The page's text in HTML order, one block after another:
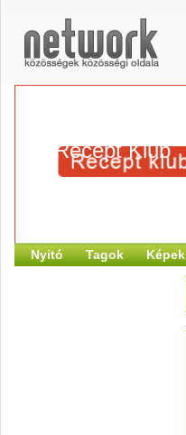
Recept Klub
Nyitó Tagok Képek